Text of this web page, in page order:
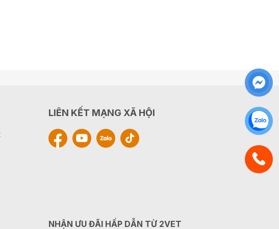
LIÊN KẾT MẠNG XÃ HỘI
NHẬN ƯU ĐÃI HẤP DẪN TỪ 2VET